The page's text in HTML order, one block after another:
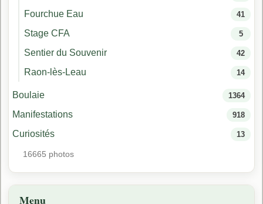
Fourchue Eau 41
Stage CFA 5
Sentier du Souvenir 42
Raon-lès-Leau 14
Boulaie 1364
Manifestations 918
Curiosités 13
16665 photos
Menu